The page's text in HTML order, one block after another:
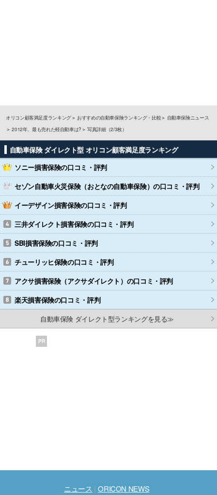
オリコン顧客満足度ランキング おすすめの自動車保険ランキング・比較
自動車保険ニュース
2012年、最も売れた軽自動車は?
写真詳細（2/3枚）
自動車保険 ダイレクト型 オリコン顧客満足度ランキング
ソニー損害保険の口コミ・評判
セゾン自動車火災保険（おとなの自動車保険）の口コミ・評判
イーデザイン損害保険の口コミ・評判
三井ダイレクト損害保険の口コミ・評判
SBI損害保険の口コミ・評判
チューリッヒ保険の口コミ・評判
アクサ損害保険（アクサダイレクト） の口コミ・評判
楽天損害保険の口コミ・評判
自動車保険 ダイレクト型ランキングを見る≫
PR
ニュース ORICON NEWS